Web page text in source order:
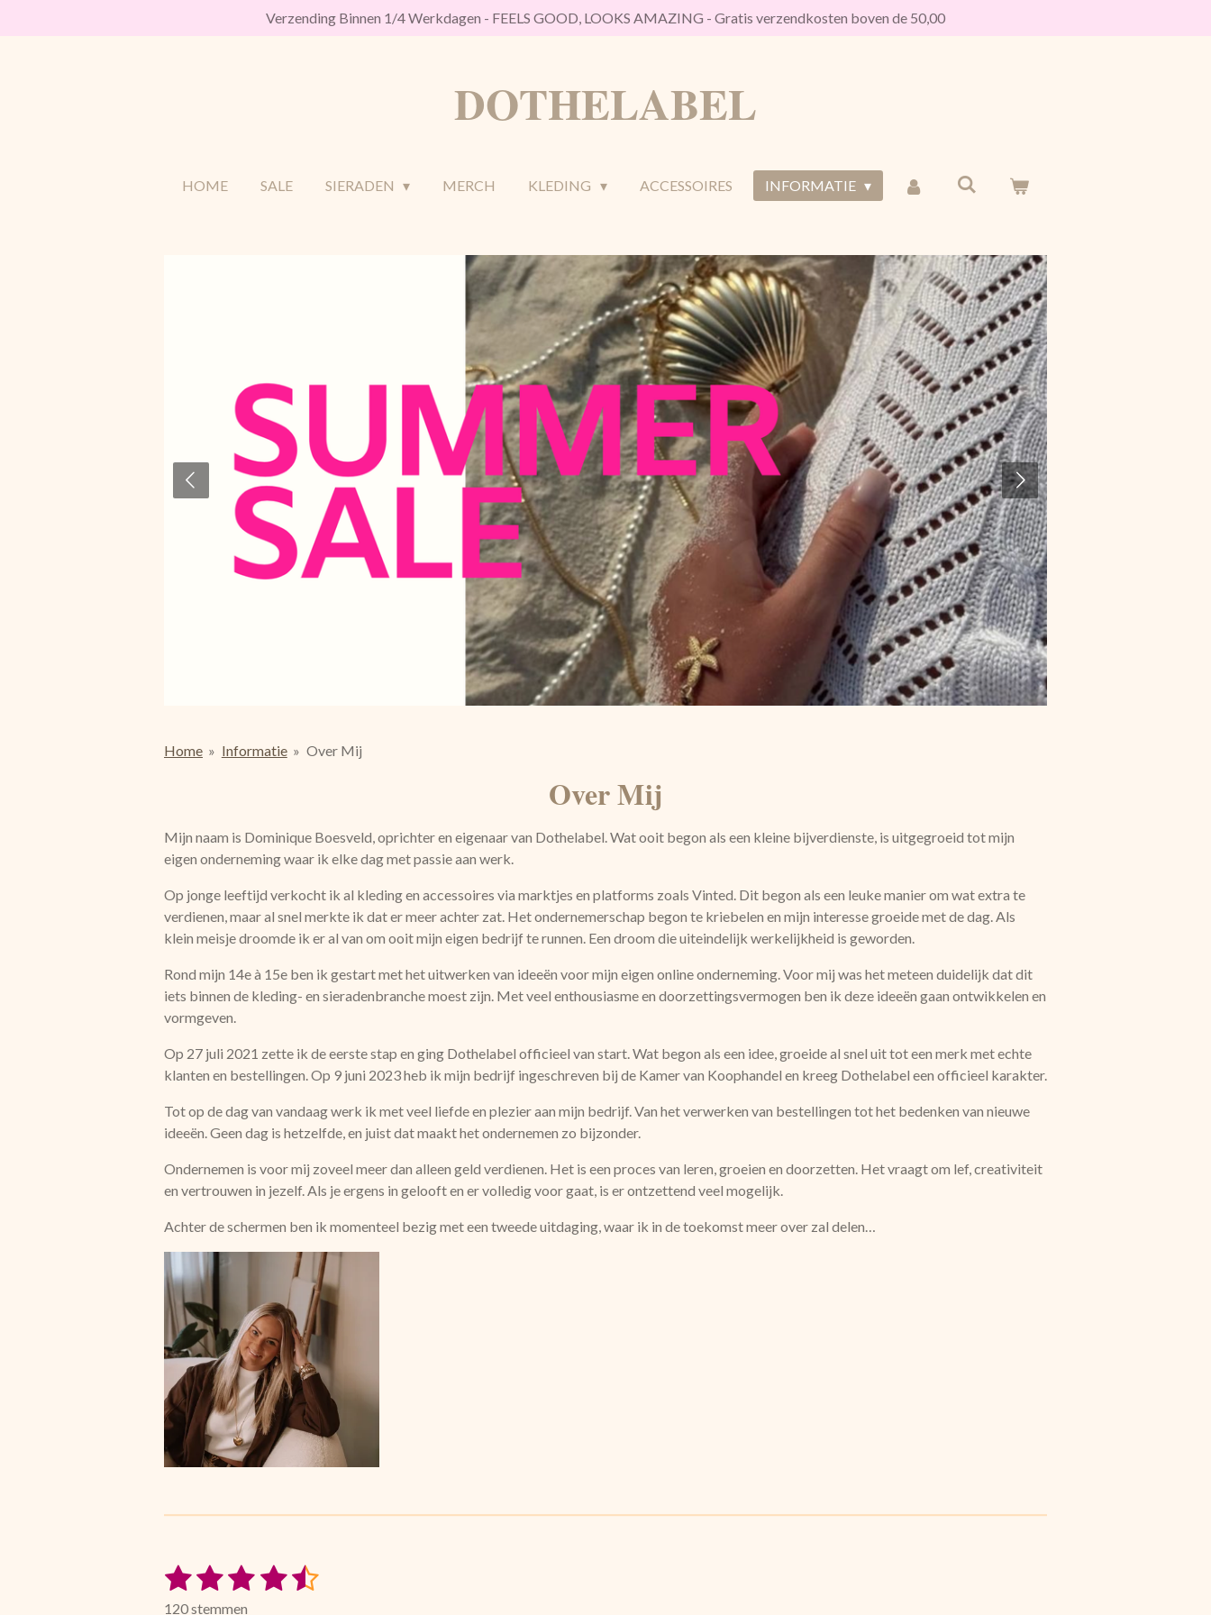
Verzending Binnen 1/4 Werkdagen - FEELS GOOD, LOOKS AMAZING - Gratis verzendkosten boven de 50,00
DOTHELABEL
HOME SALE SIERADEN MERCH KLEDING ACCESSOIRES INFORMATIE
Home » Informatie » Over Mij
Over Mij
Mijn naam is Dominique Boesveld, oprichter en eigenaar van Dothelabel. Wat ooit begon als een kleine bijverdienste, is uitgegroeid tot mijn
eigen onderneming waar ik elke dag met passie aan werk.
Op jonge leeftijd verkocht ik al kleding en accessoires via marktjes en platforms zoals Vinted. Dit begon als een leuke manier om wat extra te
verdienen, maar al snel merkte ik dat er meer achter zat. Het ondernemerschap begon te kriebelen en mijn interesse groeide met de dag. Als
klein meisje droomde ik er al van om ooit mijn eigen bedrijf te runnen. Een droom die uiteindelijk werkelijkheid is geworden.
Rond mijn 14e à 15e ben ik gestart met het uitwerken van ideeën voor mijn eigen online onderneming. Voor mij was het meteen duidelijk dat dit
iets binnen de kleding- en sieradenbranche moest zijn. Met veel enthousiasme en doorzettingsvermogen ben ik deze ideeën gaan ontwikkelen en
vormgeven.
Op 27 juli 2021 zette ik de eerste stap en ging Dothelabel officieel van start. Wat begon als een idee, groeide al snel uit tot een merk met echte
klanten en bestellingen. Op 9 juni 2023 heb ik mijn bedrijf ingeschreven bij de Kamer van Koophandel en kreeg Dothelabel een officieel karakter.
Tot op de dag van vandaag werk ik met veel liefde en plezier aan mijn bedrijf. Van het verwerken van bestellingen tot het bedenken van nieuwe
ideeën. Geen dag is hetzelfde, en juist dat maakt het ondernemen zo bijzonder.
Ondernemen is voor mij zoveel meer dan alleen geld verdienen. Het is een proces van leren, groeien en doorzetten. Het vraagt om lef, creativiteit
en vertrouwen in jezelf. Als je ergens in gelooft en er volledig voor gaat, is er ontzettend veel mogelijk.
Achter de schermen ben ik momenteel bezig met een tweede uitdaging, waar ik in de toekomst meer over zal delen…
R
a
1
s
2
s
3
s
4 5
S
120 stemmen